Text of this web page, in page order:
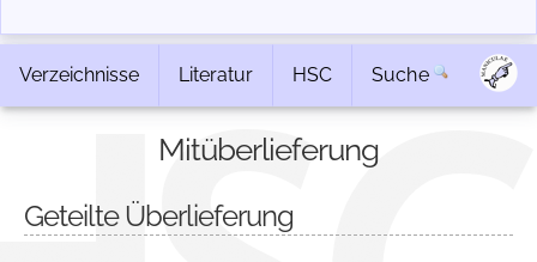
Verzeichnisse Literatur HSC Suche
Mitüberlieferung
Geteilte Überlieferung